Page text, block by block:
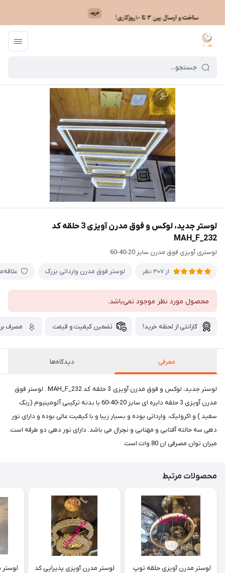
ماه نو / خرید لوستر بر اساس مدل
لوستر جدید، لوکس و فوق مدرن آویزی 3 حلقه کد
MAH_F_232
لوستری آویزی فوق مدرن سایز 20-40-60
از 307 نظر لوستر فوق مدرن وارداتی بزرگ
محصول مورد نظر موجود نمی‌باشد.
گارانتی از لحظه خرید! تضمین کیفیت و قیمت مصرف
معرفی دیدگاه‌ها
لوستر جدید، لوکس و فوق مدرن آویزی 3 حلقه کد MAH_F_232 . لوستر فوق
مدرن آویزی 3 حلقه دایره ای سایز 20-40-60 با بدنه ترکیبی آلومینیوم (رنگ
سفید ) و اکرولیک، وارداتی بوده و بسیار زیبا و با کیفیت عالی بوده و دارای نور
دهی سه حالته آفتابی و مهتابی و نچرال می باشد. دارای نور دهی دو طرفه است.
میزان توان مصرفی ان 80 وات است.
محصولات مرتبط
لوستر مدرن آویزی حلقه توپ
لوستر مدرن آویزی پذیرایی کد